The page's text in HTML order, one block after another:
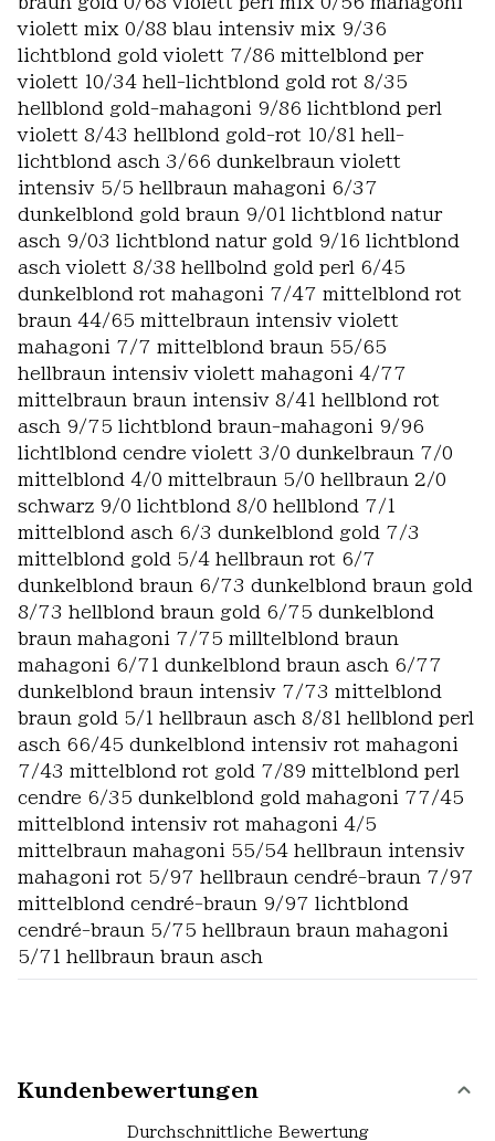
violett mix 0/88 blau intensiv mix 9/36
lichtblond gold violett 7/86 mittelblond per
violett 10/34 hell-lichtblond gold rot 8/35
hellblond gold-mahagoni 9/86 lichtblond perl
violett 8/43 hellblond gold-rot 10/81 hell-
lichtblond asch 3/66 dunkelbraun violett
intensiv 5/5 hellbraun mahagoni 6/37
dunkelblond gold braun 9/01 lichtblond natur
asch 9/03 lichtblond natur gold 9/16 lichtblond
asch violett 8/38 hellbolnd gold perl 6/45
dunkelblond rot mahagoni 7/47 mittelblond rot
braun 44/65 mittelbraun intensiv violett
mahagoni 7/7 mittelblond braun 55/65
hellbraun intensiv violett mahagoni 4/77
mittelbraun braun intensiv 8/41 hellblond rot
asch 9/75 lichtblond braun-mahagoni 9/96
lichtlblond cendre violett 3/0 dunkelbraun 7/0
mittelblond 4/0 mittelbraun 5/0 hellbraun 2/0
schwarz 9/0 lichtblond 8/0 hellblond 7/1
mittelblond asch 6/3 dunkelblond gold 7/3
mittelblond gold 5/4 hellbraun rot 6/7
dunkelblond braun 6/73 dunkelblond braun gold
8/73 hellblond braun gold 6/75 dunkelblond
braun mahagoni 7/75 milltelblond braun
mahagoni 6/71 dunkelblond braun asch 6/77
dunkelblond braun intensiv 7/73 mittelblond
braun gold 5/1 hellbraun asch 8/81 hellblond perl
asch 66/45 dunkelblond intensiv rot mahagoni
7/43 mittelblond rot gold 7/89 mittelblond perl
cendre 6/35 dunkelblond gold mahagoni 77/45
mittelblond intensiv rot mahagoni 4/5
mittelbraun mahagoni 55/54 hellbraun intensiv
mahagoni rot 5/97 hellbraun cendré-braun 7/97
mittelblond cendré-braun 9/97 lichtblond
cendré-braun 5/75 hellbraun braun mahagoni
5/71 hellbraun braun asch
Kundenbewertungen
Durchschnittliche Bewertung